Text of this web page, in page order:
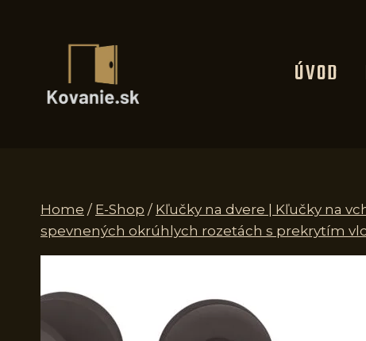
ÚVOD
Home / E-Shop / Kľučky na dvere | Kľučky na
spevnených okrúhlych rozetách s prekrytím